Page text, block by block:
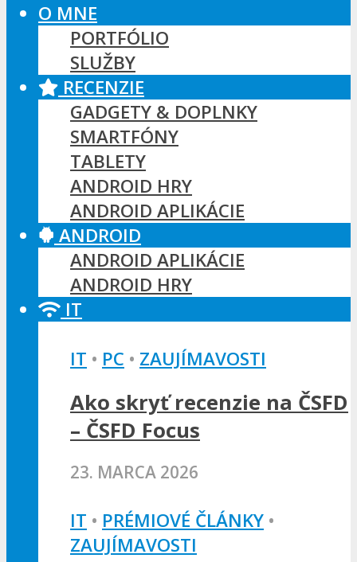
O MNE
PORTFÓLIO
SLUŽBY
RECENZIE
GADGETY & DOPLNKY
SMARTFÓNY
TABLETY
ANDROID HRY
ANDROID APLIKÁCIE
ANDROID
ANDROID APLIKÁCIE
ANDROID HRY
IT
IT • PC • ZAUJÍMAVOSTI
Ako skryť recenzie na ČSFD
– ČSFD Focus
23. MARCA 2026
IT • PRÉMIOVÉ ČLÁNKY •
ZAUJÍMAVOSTI